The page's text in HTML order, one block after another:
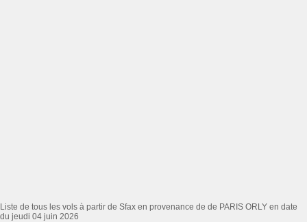
Liste de tous les vols à partir de Sfax en provenance de de PARIS ORLY en date
du jeudi 04 juin 2026